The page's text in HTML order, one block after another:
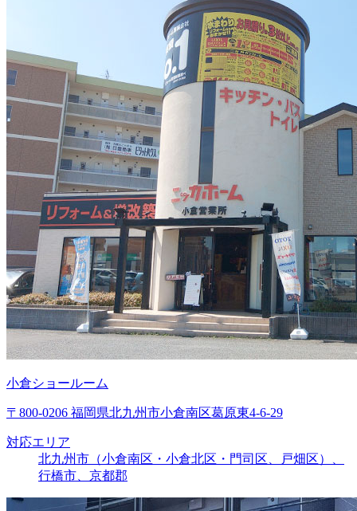
小倉ショールーム
〒800-0206 福岡県北九州市小倉南区葛原東4-6-29
対応エリア
北九州市（小倉南区・小倉北区・門司区、戸畑区）、
行橋市、京都郡